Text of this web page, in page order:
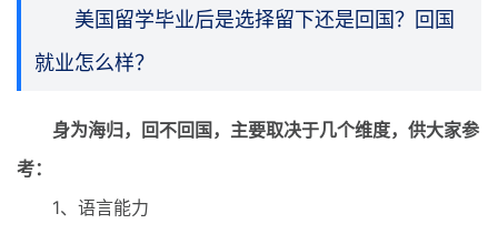
美国留学毕业后是选择留下还是回国？回国
就业怎么样？
身为海归，回不回国，主要取决于几个维度，供大家参
考：
1、语言能力